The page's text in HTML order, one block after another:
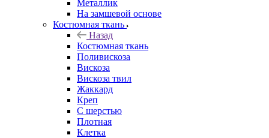
Металлик
На замшевой основе
Костюмная ткань
Назад
Костюмная ткань
Поливискоза
Вискоза
Вискоза твил
Жаккард
Креп
С шерстью
Плотная
Клетка